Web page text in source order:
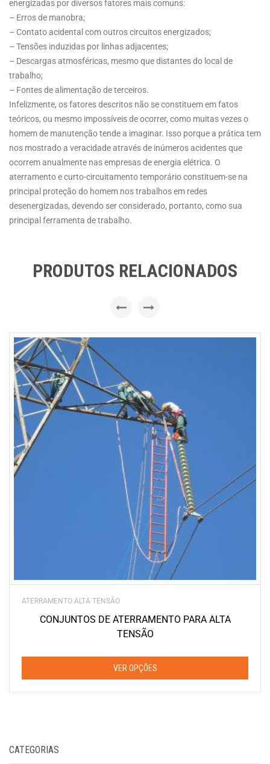
energizadas por diversos fatores mais comuns:
– Erros de manobra;
– Contato acidental com outros circuitos energizados;
– Tensões induzidas por linhas adjacentes;
– Descargas atmosféricas, mesmo que distantes do local de
trabalho;
– Fontes de alimentação de terceiros.
Infelizmente, os fatores descritos não se constituem em fatos
teóricos, ou mesmo impossíveis de ocorrer, como muitas vezes o
homem de manutenção tende a imaginar. Isso porque a prática tem
nos mostrado a veracidade através de inúmeros acidentes que
ocorrem anualmente nas empresas de energia elétrica. O
aterramento e curto-circuitamento temporário constituem-se na
principal proteção do homem nos trabalhos em redes
desenergizadas, devendo ser considerado, portanto, como sua
principal ferramenta de trabalho.
PRODUTOS RELACIONADOS
ATERRAMENTO ALTA TENSÃO
CONJUNTOS DE ATERRAMENTO PARA ALTA
TENSÃO
VER OPÇÕES
variantes.
CATEGORIAS